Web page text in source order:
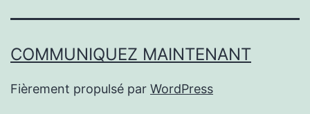
COMMUNIQUEZ MAINTENANT
Fièrement propulsé par WordPress